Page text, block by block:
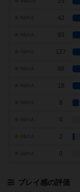
42
93
7点の人 127
66
18
8
0
2
0
プレイ感の評価